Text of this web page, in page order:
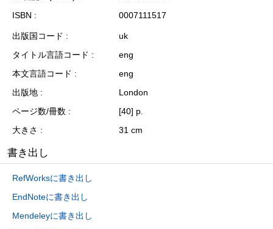
ISBN
0007111517
出版国コード
uk
タイトル言語コード
eng
本文言語コード
eng
出版地
London
ページ数/冊数
[40] p.
大きさ
31 cm
書き出し
RefWorksに書き出し
EndNoteに書き出し
Mendeleyに書き出し